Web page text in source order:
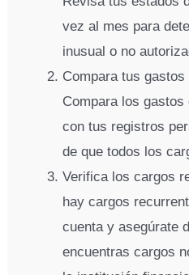
vez al mes para
inusual o no
Compara tus
Compara los
con tus registros
de que todos los
Verifica los cargos
hay cargos
cuenta y asegúrate
encuentras cargos